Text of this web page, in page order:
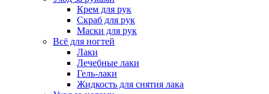
Крем для рук
Скраб для рук
Маски для рук
Всё для ногтей
Лаки
Лечебные лаки
Гель-лаки
Жидкость для снятия лака